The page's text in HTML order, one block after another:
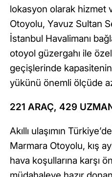
lokasyon olarak hizmet
Otoyolu, Yavuz Sultan
İstanbul Havalimanı
otoyol güzergahı ile
geçişlerinde
yükünü önemli ölçüde
221 ARAÇ, 429
Akıllı ulaşımın
Marmara Otoyolu, kış
hava koşullarına karşı